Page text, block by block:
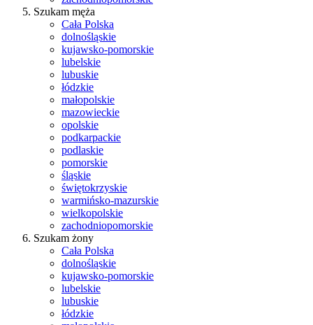
Szukam męża
Cała Polska
dolnośląskie
kujawsko-pomorskie
lubelskie
lubuskie
łódzkie
małopolskie
mazowieckie
opolskie
podkarpackie
podlaskie
pomorskie
śląskie
świętokrzyskie
warmińsko-mazurskie
wielkopolskie
zachodniopomorskie
Szukam żony
Cała Polska
dolnośląskie
kujawsko-pomorskie
lubelskie
lubuskie
łódzkie